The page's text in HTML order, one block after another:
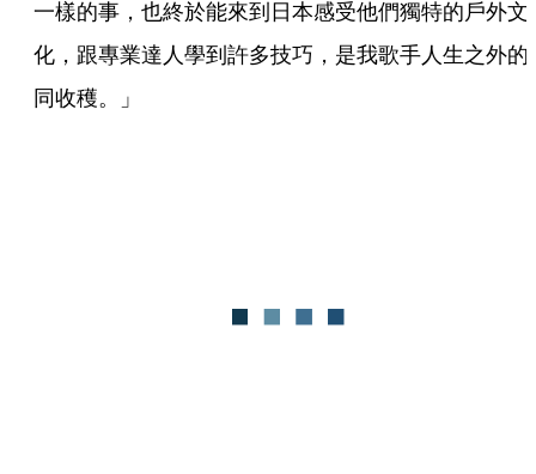
一樣的事，也終於能來到日本感受他們獨特的戶外文
化，跟專業達人學到許多技巧，是我歌手人生之外的
同收穫。」